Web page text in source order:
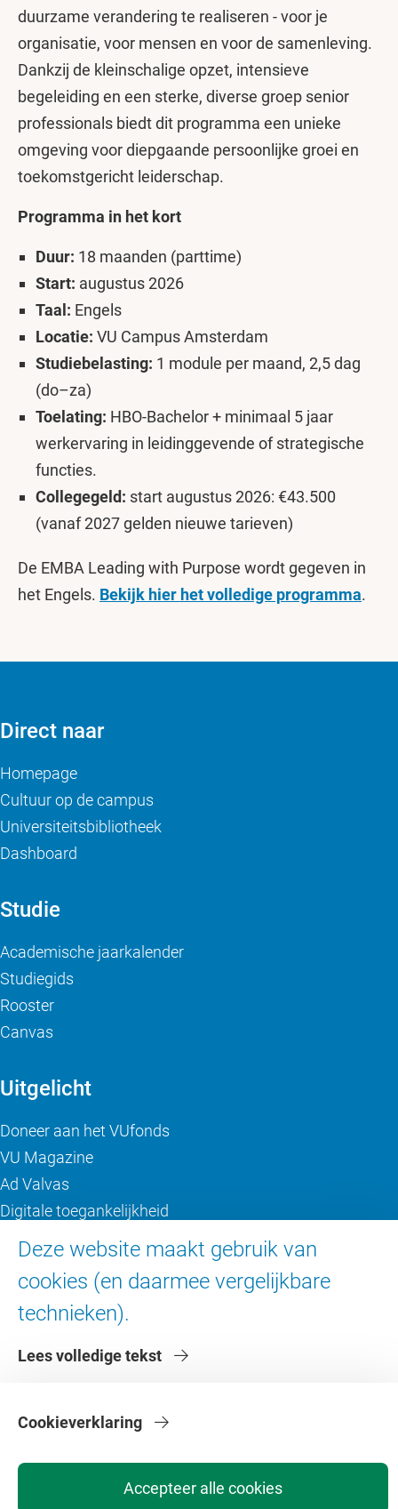
duurzame verandering te realiseren - voor je
organisatie, voor mensen en voor de samenleving.
Dankzij de kleinschalige opzet, intensieve
begeleiding en een sterke, diverse groep senior
professionals biedt dit programma een unieke
omgeving voor diepgaande persoonlijke groei en
toekomstgericht leiderschap.
Programma in het kort
Duur: 18 maanden (parttime)
Start: augustus 2026
Taal: Engels
Locatie: VU Campus Amsterdam
Studiebelasting: 1 module per maand, 2,5 dag
(do–za)
Toelating: HBO-Bachelor + minimaal 5 jaar
werkervaring in leidinggevende of strategische
functies.
Collegegeld: start augustus 2026: €43.500
(vanaf 2027 gelden nieuwe tarieven)
De EMBA Leading with Purpose wordt gegeven in
het Engels. Bekijk hier het volledige programma.
Deze website maakt gebruik van
cookies (en daarmee vergelijkbare
technieken).
Lees volledige tekst
Accepteer alle cookies
Cookieverklaring
Direct naar
Homepage
Cultuur op de campus
Universiteitsbibliotheek
Dashboard
Studie
Academische jaarkalender
Studiegids
Rooster
Canvas
Uitgelicht
Doneer aan het VUfonds
VU Magazine
Ad Valvas
Digitale toegankelijkheid
Over de VU
Contact en route
Faculteiten